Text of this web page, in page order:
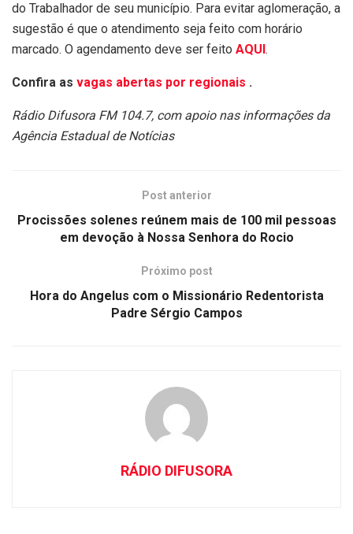
do Trabalhador de seu município. Para evitar aglomeração, a
sugestão é que o atendimento seja feito com horário
marcado. O agendamento deve ser feito AQUI.
Confira as vagas abertas por regionais .
Rádio Difusora FM 104.7, com apoio nas informações da
Agência Estadual de Notícias
Post anterior
Procissões solenes reúnem mais de 100 mil pessoas
em devoção à Nossa Senhora do Rocio
Próximo post
Hora do Angelus com o Missionário Redentorista
Padre Sérgio Campos
RÁDIO DIFUSORA